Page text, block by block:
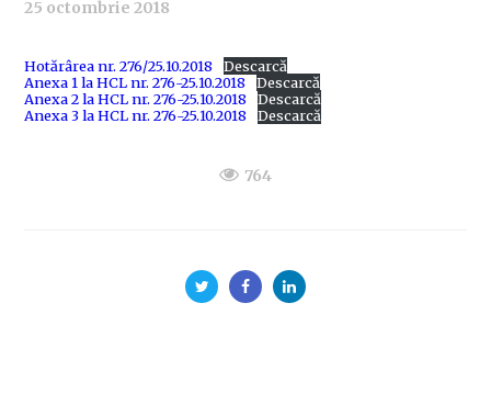
25 octombrie 2018
Hotărârea nr. 276/25.10.2018
Descarcă
Anexa 1 la HCL nr. 276-25.10.2018
Descarcă
Anexa 2 la HCL nr. 276-25.10.2018
Descarcă
Anexa 3 la HCL nr. 276-25.10.2018
Descarcă
764